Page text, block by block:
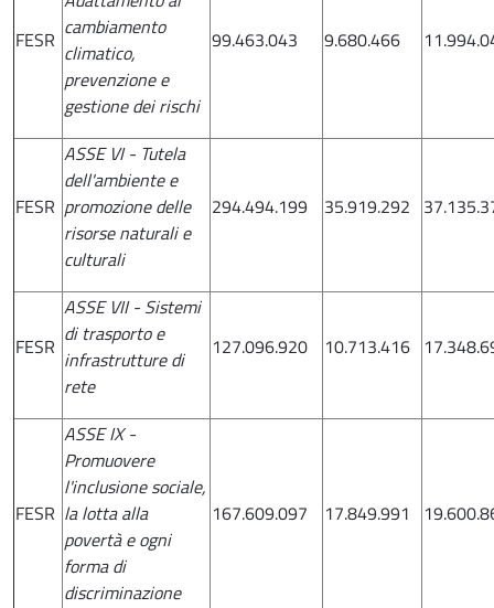
FESR cambiamento
climatico,
prevenzione e
gestione dei rischi
99.463.043 9.680.466
FESR
ASSE VI - Tutela
dell'ambiente e
promozione delle
risorse naturali e
culturali
294.494.199 35.919.292
FESR
ASSE VII - Sistemi
di trasporto e
infrastrutture di
rete
127.096.920 10.713.416
FESR
ASSE IX -
Promuovere
l'inclusione sociale,
la lotta alla
povertà e ogni
forma di
discriminazione
167.609.097 17.849.991